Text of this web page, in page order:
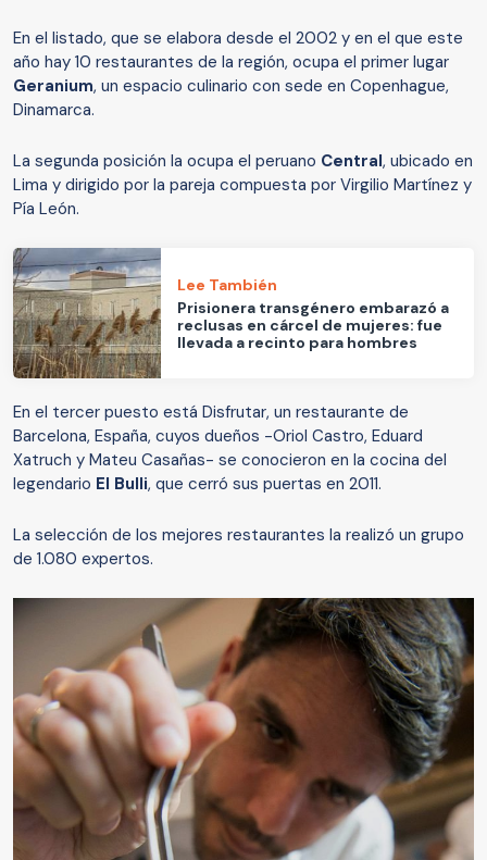
En el listado, que se elabora desde el 2002 y en el que este
año hay 10 restaurantes de la región, ocupa el primer lugar
Geranium, un espacio culinario con sede en Copenhague,
Dinamarca.
La segunda posición la ocupa el peruano Central, ubicado en
Lima y dirigido por la pareja compuesta por Virgilio Martínez y
Pía León.
Lee También
Prisionera transgénero embarazó a
reclusas en cárcel de mujeres: fue
llevada a recinto para hombres
En el tercer puesto está Disfrutar, un restaurante de
Barcelona, España, cuyos dueños -Oriol Castro, Eduard
Xatruch y Mateu Casañas- se conocieron en la cocina del
legendario El Bulli, que cerró sus puertas en 2011.
La selección de los mejores restaurantes la realizó un grupo
de 1.080 expertos.